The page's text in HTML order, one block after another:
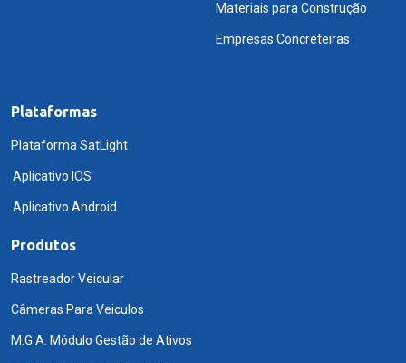
Materiais para Construção
Empresas Concreteiras
Plataformas
Plataforma SatLight
Aplicativo IOS
Aplicativo Android
Produtos
Rastreador Veicular
Câmeras Para Veiculos
M.G.A. Módulo Gestão de Ativos